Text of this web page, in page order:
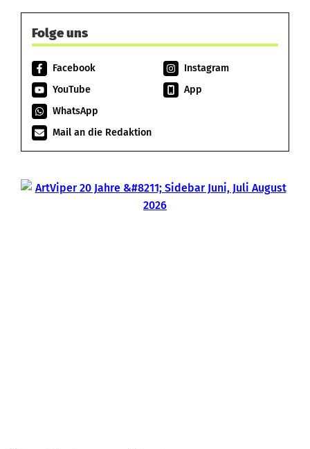
Folge uns
Facebook
Instagram
YouTube
App
WhatsApp
Mail an die Redaktion